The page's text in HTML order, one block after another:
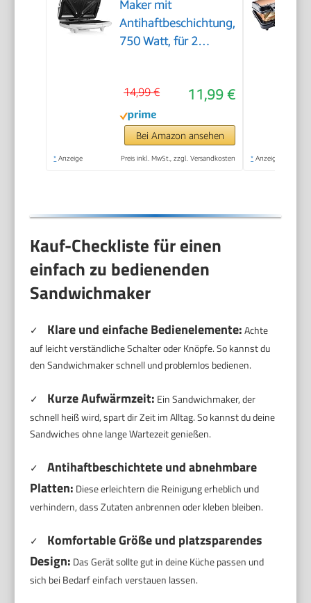
Maker mit
Antihaftbeschichtung,
750 Watt, für 2
weiß
11,99 €
14,99 €
Bei Amazon ansehen
* Anzeige Preis inkl. MwSt., zzgl. Versandkosten * Anzeige
Kauf-Checkliste für einen
einfach zu bedienenden
Sandwichmaker
✓ Klare und einfache Bedienelemente:Achte
auf leicht verständliche Schalter oder Knöpfe. So kannst du
den Sandwichmaker schnell und problemlos bedienen.
✓ Kurze Aufwärmzeit: Ein Sandwichmaker, der
schnell heiß wird, spart dir Zeit im Alltag. So kannst du deine
Sandwiches ohne lange Wartezeit genießen.
✓
Antihaftbeschichtete und abnehmbare
Platten: Diese erleichtern die Reinigung erheblich und
verhindern, dass Zutaten anbrennen oder kleben bleiben.
✓
Komfortable Größe und platzsparendes
Design: Das Gerät sollte gut in deine Küche passen und
sich bei Bedarf einfach verstauen lassen.